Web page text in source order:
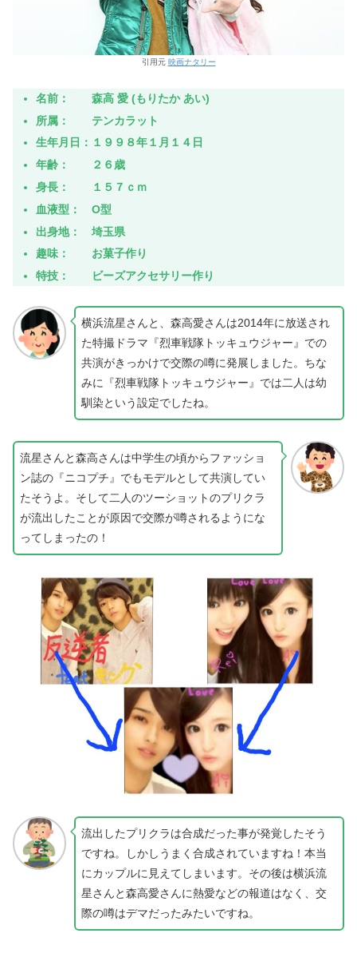
引用元 映画ナタリー
名前： 森高 愛 (もりたか あい)
所属： テンカラット
生年月日：１９９８年１月１４日
年齢： ２６歳
身長： １５７ｃｍ
血液型： O型
出身地： 埼玉県
趣味： お菓子作り
特技： ビーズアクセサリー作り
横浜流星さんと、森高愛さんは2014年に放送され
た特撮ドラマ『烈車戦隊トッキュウジャー』での
共演がきっかけで交際の噂に発展しました。ちな
みに『烈車戦隊トッキュウジャー』では二人は幼
馴染という設定でしたね。
流星さんと森高さんは中学生の頃からファッショ
ン誌の『ニコプチ』でもモデルとして共演してい
たそうよ。そして二人のツーショットのプリクラ
が流出したことが原因で交際が噂されるようにな
ってしまったの！
流出したプリクラは合成だった事が発覚したそう
ですね。しかしうまく合成されていますね！本当
にカップルに見えてしまいます。その後は横浜流
星さんと森高愛さんに熱愛などの報道はなく、交
際の噂はデマだったみたいですね。